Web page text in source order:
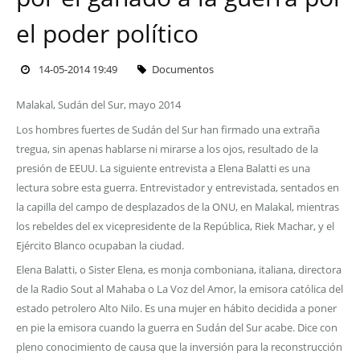
el poder político
14-05-2014 19:49 Documentos
Malakal, Sudán del Sur, mayo 2014
Los hombres fuertes de Sudán del Sur han firmado una extraña
tregua, sin apenas hablarse ni mirarse a los ojos, resultado de la
presión de EEUU. La siguiente entrevista a Elena Balatti es una
lectura sobre esta guerra. Entrevistador y entrevistada, sentados en
la capilla del campo de desplazados de la ONU, en Malakal, mientras
los rebeldes del ex vicepresidente de la República, Riek Machar, y el
Ejército Blanco ocupaban la ciudad.
Elena Balatti, o Sister Elena, es monja comboniana, italiana, directora
de la Radio Sout al Mahaba o La Voz del Amor, la emisora católica del
estado petrolero Alto Nilo. Es una mujer en hábito decidida a poner
en pie la emisora cuando la guerra en Sudán del Sur acabe. Dice con
pleno conocimiento de causa que la inversión para la reconstrucción